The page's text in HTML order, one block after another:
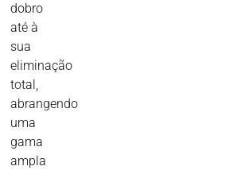
dobro
até à
sua
eliminação
total,
abrangendo
uma
gama
ampla